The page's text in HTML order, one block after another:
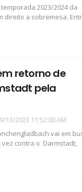
2023/2024 da
direito a sobremesa.
retorno de
pela
9/13/2023 11:52:00 AM
vai em
contra o Darmstadt,